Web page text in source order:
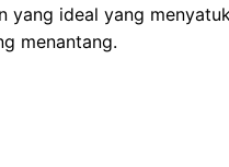
yang ideal yang
menantang.